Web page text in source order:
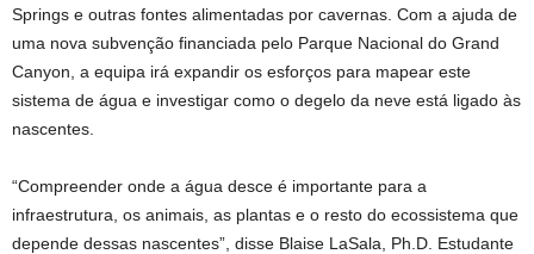
Springs e outras fontes alimentadas por cavernas. Com a ajuda de
uma nova subvenção financiada pelo Parque Nacional do Grand
Canyon, a equipa irá expandir os esforços para mapear este
sistema de água e investigar como o degelo da neve está ligado às
nascentes.
“Compreender onde a água desce é importante para a
infraestrutura, os animais, as plantas e o resto do ecossistema que
depende dessas nascentes”, disse Blaise LaSala, Ph.D. Estudante